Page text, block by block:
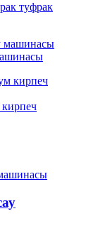
туфрак